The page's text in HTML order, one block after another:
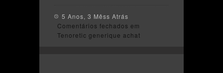
5 Anos, 3 Mêss Atrás
Comentários fechados em
Tenoretic generique achat